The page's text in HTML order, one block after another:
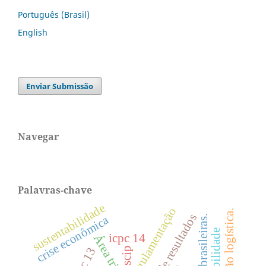
Português (Brasil)
English
Enviar Submissão
Navegar
Palavras-chave
crise econômica regulamentação
oscip
sustentabilidadeicpc 14